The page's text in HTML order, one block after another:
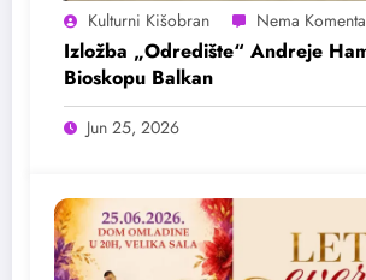
Kulturni Kišobran
Izložba „Odredište“ Andreje
Bioskopu Balkan
Jun 25, 2026